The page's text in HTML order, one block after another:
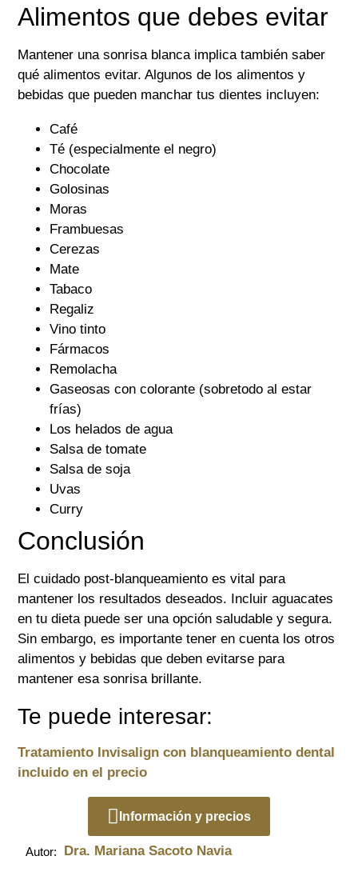
Alimentos que debes evitar
Mantener una sonrisa blanca implica también saber
qué alimentos evitar. Algunos de los alimentos y
bebidas que pueden manchar tus dientes incluyen:
Café
Té (especialmente el negro)
Chocolate
Golosinas
Moras
Frambuesas
Cerezas
Mate
Tabaco
Regaliz
Vino tinto
Fármacos
Remolacha
Gaseosas con colorante (sobretodo al estar
frías)
Los helados de agua
Salsa de tomate
Salsa de soja
Uvas
Curry
Conclusión
El cuidado post-blanqueamiento es vital para
mantener los resultados deseados. Incluir aguacates
en tu dieta puede ser una opción saludable y segura.
Sin embargo, es importante tener en cuenta los otros
alimentos y bebidas que deben evitarse para
mantener esa sonrisa brillante.
Te puede interesar:
Tratamiento Invisalign con blanqueamiento dental
incluido en el precio
Información y precios
Autor: Dra. Mariana Sacoto Navia